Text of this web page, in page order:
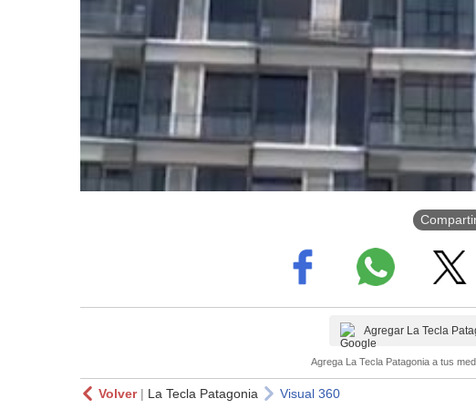
Agregar La Tecla
Agrega La Tecla Patagonia a tus
Volver| La Tecla Patagonia Visual 360